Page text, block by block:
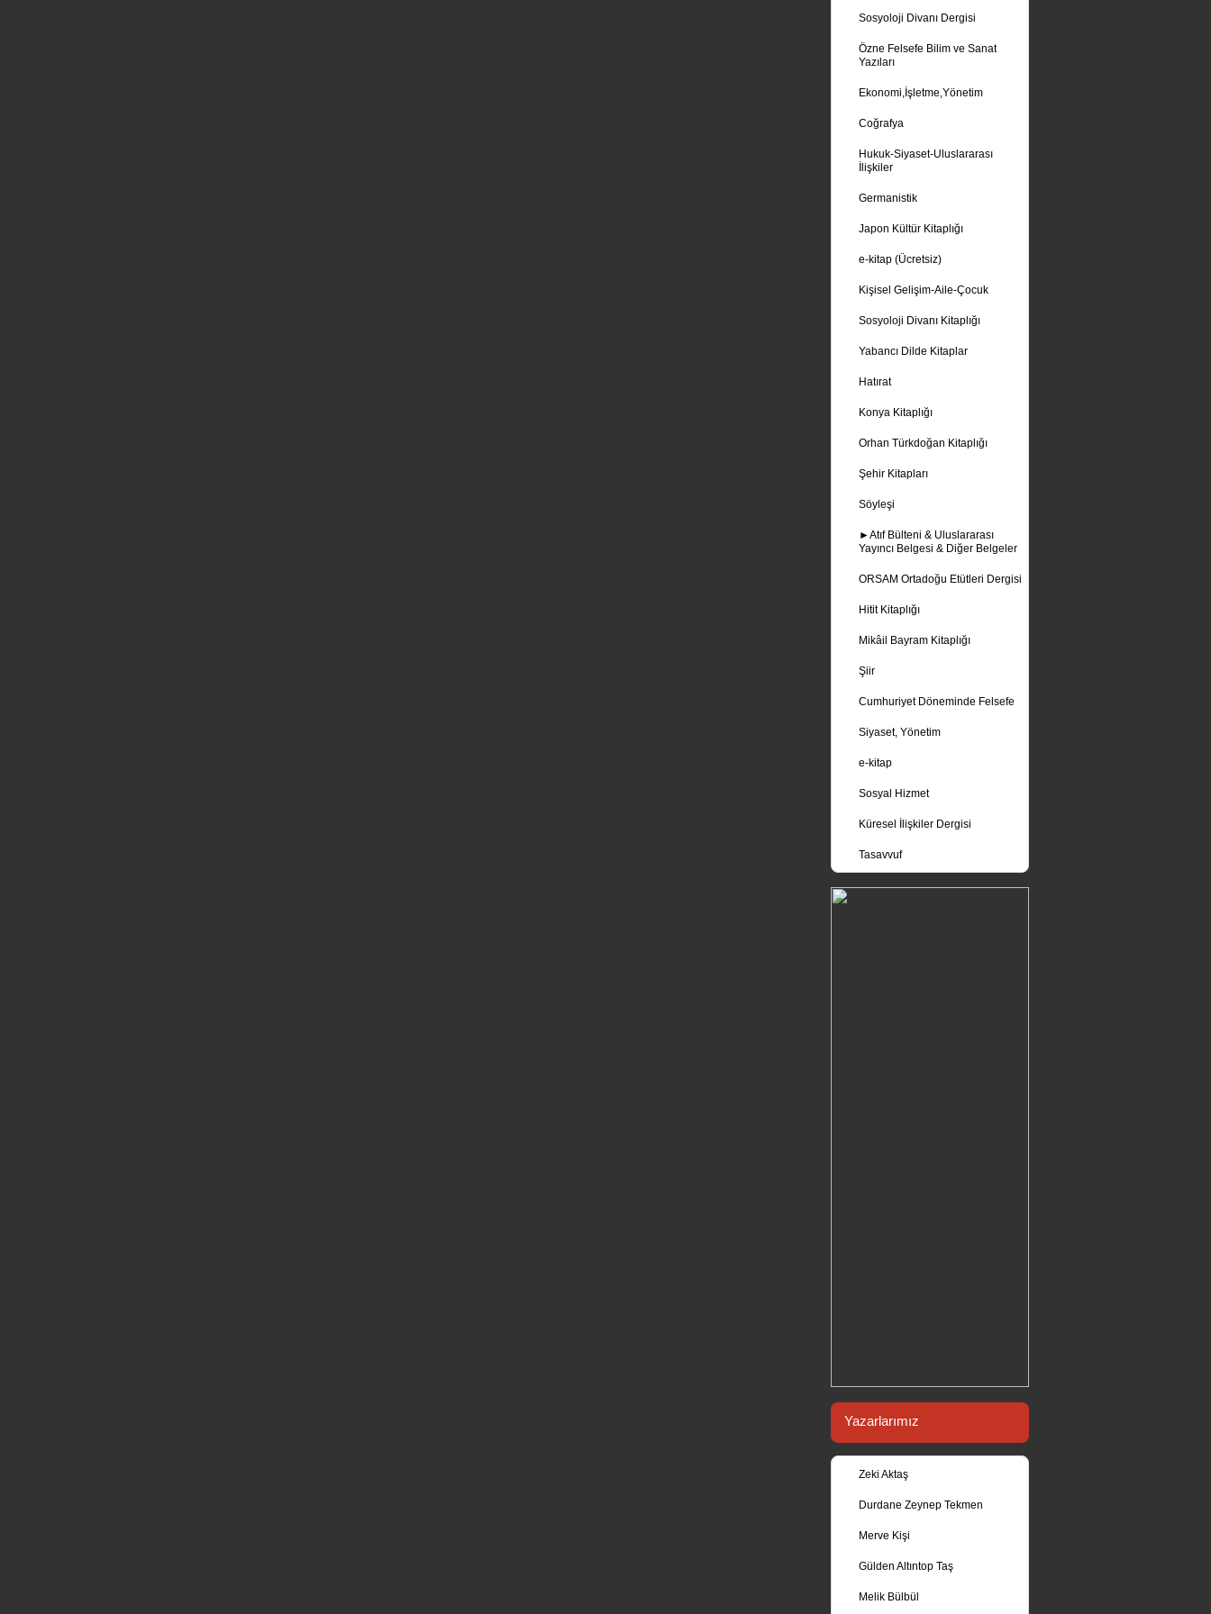
Sosyoloji Divanı Dergisi
Özne Felsefe Bilim ve Sanat
Yazıları
Ekonomi,İşletme,Yönetim
Coğrafya
Hukuk-Siyaset-Uluslararası
İlişkiler
Germanistik
Japon Kültür Kitaplığı
e-kitap (Ücretsiz)
Kişisel Gelişim-Aile-Çocuk
Sosyoloji Divanı Kitaplığı
Yabancı Dilde Kitaplar
Hatırat
Konya Kitaplığı
Orhan Türkdoğan Kitaplığı
Şehir Kitapları
Söyleşi
►Atıf Bülteni & Uluslararası
Yayıncı Belgesi & Diğer Belgeler
ORSAM Ortadoğu Etütleri Dergisi
Hitit Kitaplığı
Mikâil Bayram Kitaplığı
Şiir
Cumhuriyet Döneminde Felsefe
Siyaset, Yönetim
e-kitap
Sosyal Hizmet
Küresel İlişkiler Dergisi
Tasavvuf
Yazarlarımız
Zeki Aktaş
Durdane Zeynep Tekmen
Merve Kişi
Gülden Altıntop Taş
Melik Bülbül